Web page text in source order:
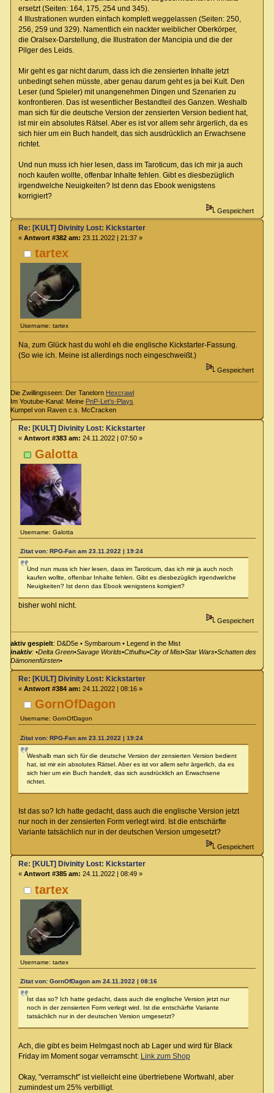
ersetzt (Seiten: 164, 175, 254 und 345).
4 Illustrationen wurden einfach komplett weggelassen (Seiten: 250,
256, 259 und 329). Namentlich ein nackter weiblicher Oberkörper,
die Oralsex-Darstellung, die Illustration der Mancipia und die der
Pilger des Leids.
Mir geht es gar nicht darum, dass ich die zensierten Inhalte jetzt
unbedingt sehen müsste, aber genau darum geht es ja bei Kult. Den
Leser (und Spieler) mit unangenehmen Dingen und Szenarien zu
konfrontieren. Das ist wesentlicher Bestandteil des Ganzen. Weshalb
man sich für die deutsche Version der zensierten Version bedient hat,
ist mir ein absolutes Rätsel. Aber es ist vor allem sehr ärgerlich, da es
sich hier um ein Buch handelt, das sich ausdrücklich an Erwachsene
richtet.
Und nun muss ich hier lesen, dass im Taroticum, das ich mir ja auch
noch kaufen wollte, offenbar Inhalte fehlen. Gibt es diesbezüglich
irgendwelche Neuigkeiten? Ist denn das Ebook wenigstens
korrigiert?
Gespeichert
tartex
Username: tartex
Re: [KULT] Divinity Lost: Kickstarter
« Antwort #382 am: 23.11.2022 | 21:37 »
Na, zum Glück hast du wohl eh die englische Kickstarter-Fassung.
(So wie ich. Meine ist allerdings noch eingeschweißt.)
Gespeichert
Die Zwillingsseen: Der Tanelorn Hexcrawl
Im Youtube-Kanal: Meine PnP-Let's-Plays
Kumpel von Raven c.s. McCracken
Galotta
Username: Galotta
Re: [KULT] Divinity Lost: Kickstarter
« Antwort #383 am: 24.11.2022 | 07:50 »
Zitat von: RPG-Fan am 23.11.2022 | 19:24
Und nun muss ich hier lesen, dass im Taroticum, das ich mir ja auch noch
kaufen wollte, offenbar Inhalte fehlen. Gibt es diesbezüglich irgendwelche
Neuigkeiten? Ist denn das Ebook wenigstens korrigiert?
bisher wohl nicht.
Gespeichert
aktiv gespielt: D&D5e • Symbaroum • Legend in the Mist
inaktiv: •Delta Green•Savage Worlds•Cthulhu•City of Mist•Star Wars•Schatten des
Dämonenfürsten•
GornOfDagon
Username: GornOfDagon
Re: [KULT] Divinity Lost: Kickstarter
« Antwort #384 am: 24.11.2022 | 08:16 »
Zitat von: RPG-Fan am 23.11.2022 | 19:24
Weshalb man sich für die deutsche Version der zensierten Version bedient
hat, ist mir ein absolutes Rätsel. Aber es ist vor allem sehr ärgerlich, da es
sich hier um ein Buch handelt, das sich ausdrücklich an Erwachsene
richtet.
Ist das so? Ich hatte gedacht, dass auch die englische Version jetzt
nur noch in der zensierten Form verlegt wird. Ist die entschärfte
Variante tatsächlich nur in der deutschen Version umgesetzt?
Gespeichert
tartex
Username: tartex
Re: [KULT] Divinity Lost: Kickstarter
« Antwort #385 am: 24.11.2022 | 08:49 »
Zitat von: GornOfDagon am 24.11.2022 | 08:16
Ist das so? Ich hatte gedacht, dass auch die englische Version jetzt nur
noch in der zensierten Form verlegt wird. Ist die entschärfte Variante
tatsächlich nur in der deutschen Version umgesetzt?
Ach, die gibt es beim Helmgast noch ab Lager und wird für Black
Friday im Moment sogar verramscht: Link zum Shop
Okay, "verramscht" ist vielleicht eine übertriebene Wortwahl, aber
zumindest um 25% verbilligt.